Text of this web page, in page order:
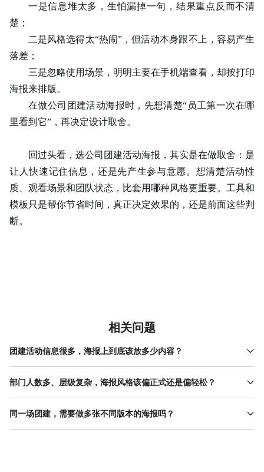
一是信息堆太多，生怕漏掉一句，结果重点反而不清
楚；
二是风格选得太“热闹”，但活动本身跟不上，容易产生
落差；
三是忽略使用场景，明明主要在手机端查看，却按打印
海报来排版。
在做公司团建活动海报时，先想清楚“员工第一次在哪
里看到它”，再决定设计取舍。
回过头看，选公司团建活动海报，其实是在做取舍：是
让人快速记住信息，还是先产生参与意愿。想清楚活动性
质、观看场景和团队状态，比套用哪种风格更重要。工具和
模板只是帮你节省时间，真正决定效果的，还是前面这些判
断。
相关问题
团建活动信息很多，海报上到底该放多少内容？
实际操作中，第一张公司团建活动海报只承担“让人记住活动”的作用
即可。建议只放主题、时间、地点三项，其余流程或注意事项放在
部门人数多、层级复杂，海报风格该偏正式还是偏轻松？
如果是跨部门、管理层也参与的团建，建议在商务和简约之间取中
间值，避免过度娱乐化。可以在配色上保守，但用一句相对轻松的
同一场团建，需要做多张不同版本的海报吗？
如果传播渠道不同，建议至少准备两个版本：一个适合群内传播，